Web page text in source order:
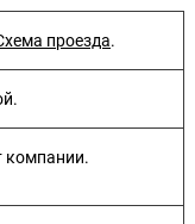
проезда.
компании.